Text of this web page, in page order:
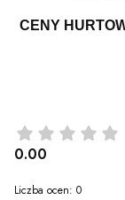
CENY
0.00
Liczba ocen: 0